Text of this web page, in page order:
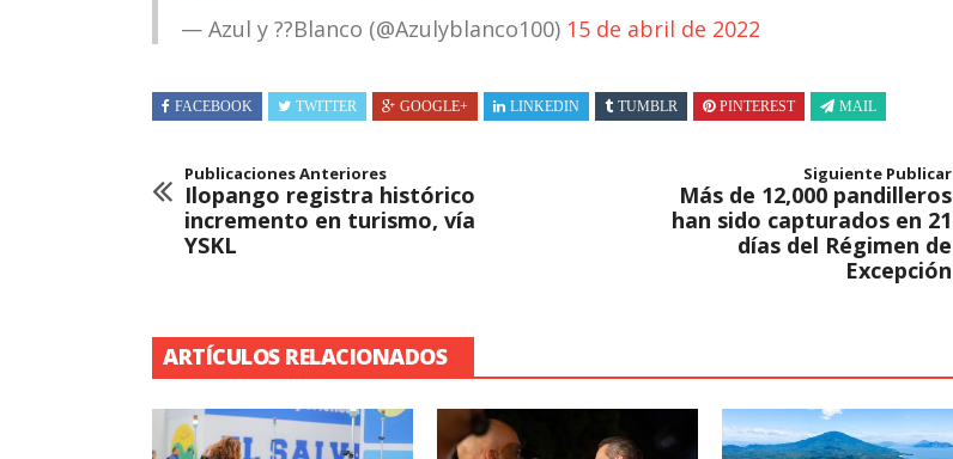
— Azul y ??Blanco (@Azulyblanco100) 15 de abril de 2022
FACEBOOK TWITTER GOOGLE+ LINKEDIN TUMBLR PINTEREST MAIL
Publicaciones Anteriores
Ilopango registra histórico
incremento en turismo, vía
YSKL
Siguiente Publicar
Más de 12,000 pandilleros
han sido capturados en 21
días del Régimen de
Excepción
ARTÍCULOS RELACIONADOS